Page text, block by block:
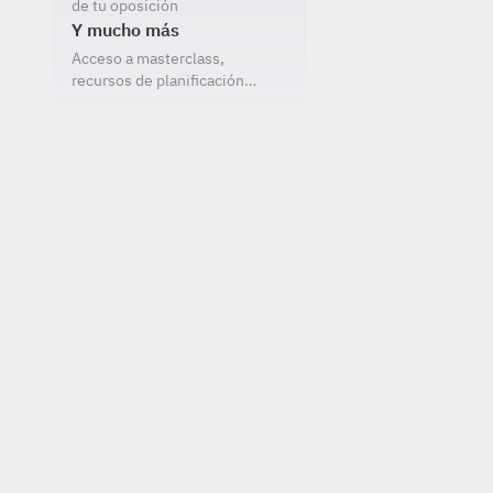
de tu oposición
Y mucho más
Acceso a masterclass,
recursos de planificación…